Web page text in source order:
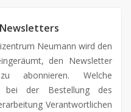
Neumann wird den
den Newsletter
abonnieren. Welche
bei der Bestellung des
Verantwortlichen